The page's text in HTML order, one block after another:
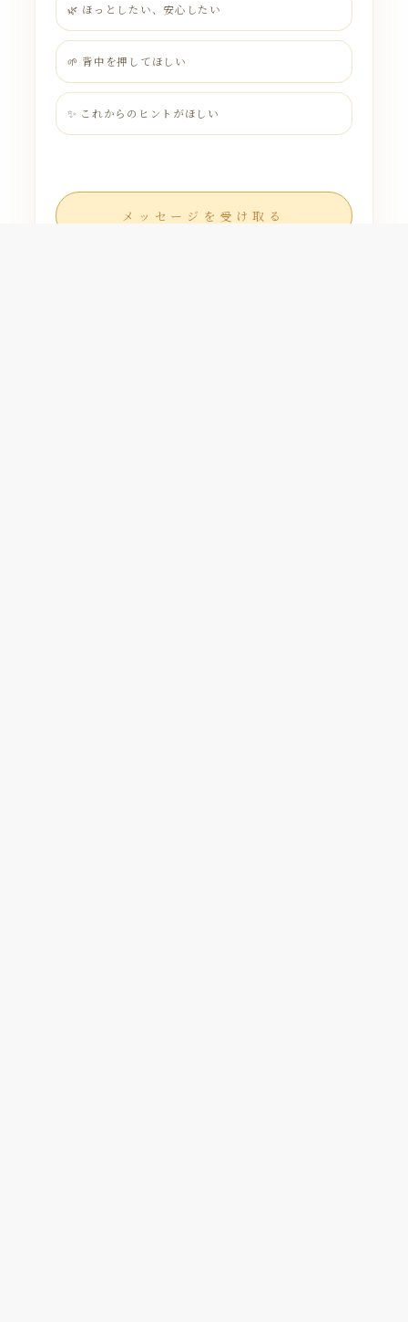
🌿 ほっとしたい、安心したい
🌱 背中を押してほしい
✨ これからのヒントがほしい
メッセージを受け取る